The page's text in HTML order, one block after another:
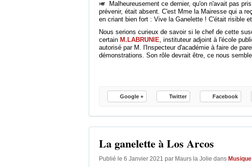
🎺 Malheureusement ce dernier, qu'on n'avait pas
prévenir, était absent. C'est Mme la Mairesse qui a
en criant bien fort : Vive la Ganelette ! C'était risible
Nous serions curieux de savoir si le chef de cette
certain M.LABRUNIE, instituteur adjoint à l'école
autorisé par M. l'Inspecteur d'académie à faire de
démonstrations. Son rôle devrait être, ce nous
Google + Twitter Facebook
La ganelette à Los Arcos
Publié le 6 Janvier 2021 par Maurs la Jolie dans Musique